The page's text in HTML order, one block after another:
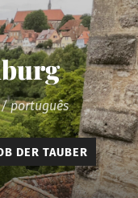
português
DER TAUBER